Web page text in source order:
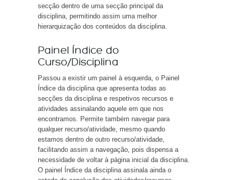
secção dentro de uma secção principal da
disciplina, permitindo assim uma melhor
hierarquização dos conteúdos da disciplina.
Painel Índice do
Curso/Disciplina
Passou a existir um painel à esquerda, o Painel
Índice da disciplina que apresenta todas as
secções da disciplina e respetivos recursos e
atividades assinalando aquele em que nos
encontramos. Permite também navegar para
qualquer recurso/atividade, mesmo quando
estamos dentro de outro recurso/atividade,
facilitando assim a navegação, pois dispensa a
necessidade de voltar à página inicial da disciplina.
O painel Índice da disciplina assinala ainda o